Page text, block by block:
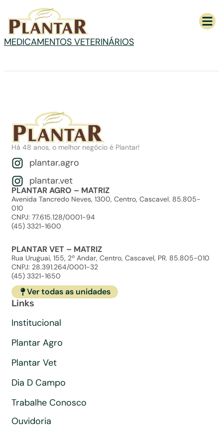
MEDICAMENTOS VETERINÁRIOS
Há 48 anos, o melhor negócio é Plantar!
plantar.agro
plantar.vet
PLANTAR AGRO – MATRIZ
Avenida Tancredo Neves, 1300, Centro, Cascavel. 85.805-
010
CNPJ: 77.615.128/0001-94
(45) 3321-1600
PLANTAR VET – MATRIZ
Rua Uruguai, 155, 2º Andar, Centro, Cascavel, PR. 85.805-010
CNPJ: 28.391.264/0001-32
(45) 3321-1650
Ver todas as unidades
Links
Institucional
Plantar Agro
Plantar Vet
Dia D Campo
Trabalhe Conosco
Ouvidoria